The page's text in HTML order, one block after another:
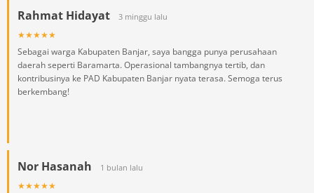
Rahmat Hidayat 3 minggu lalu
★★★★★
Sebagai warga Kabupaten Banjar, saya bangga punya perusahaan
daerah seperti Baramarta. Operasional tambangnya tertib, dan
kontribusinya ke PAD Kabupaten Banjar nyata terasa. Semoga terus
berkembang!
Nor Hasanah 1 bulan lalu
★★★★★